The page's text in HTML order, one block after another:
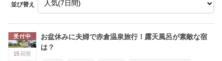
並び替え
受付中
15 回答
お盆休みに夫婦で赤倉温泉旅行！露天風呂が素敵な宿
は？